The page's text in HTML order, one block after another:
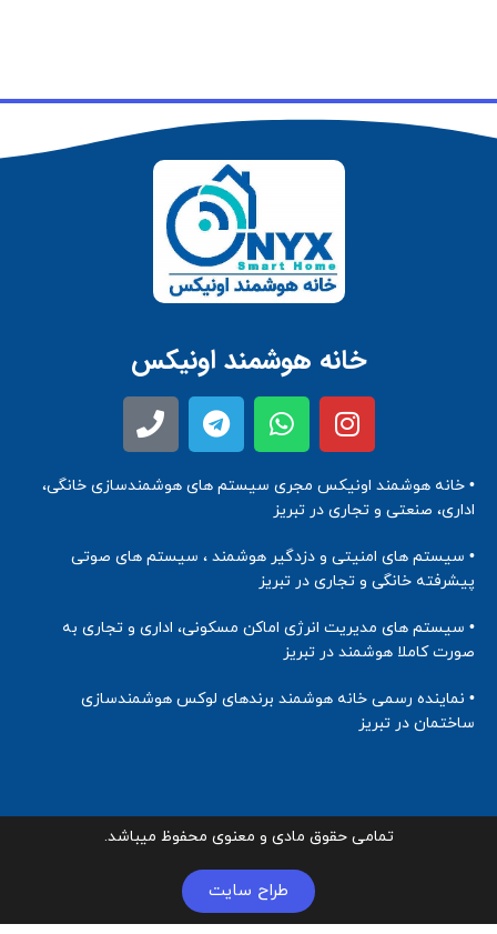
خانه هوشمند اونیکس
• خانه هوشمند اونیکس مجری سیستم های هوشمندسازی خانگی،
اداری، صنعتی و تجاری در تبریز
• سیستم های امنیتی و دزدگیر هوشمند ، سیستم های صوتی
پیشرفته خانگی و تجاری در تبریز
• سیستم های مدیریت انرژی اماکن مسکونی، اداری و تجاری به
صورت کاملا هوشمند در تبریز
• نماینده رسمی خانه هوشمند برندهای لوکس هوشمندسازی
ساختمان در تبریز
تمامی حقوق مادی و معنوی محفوظ میباشد.
طراح سایت